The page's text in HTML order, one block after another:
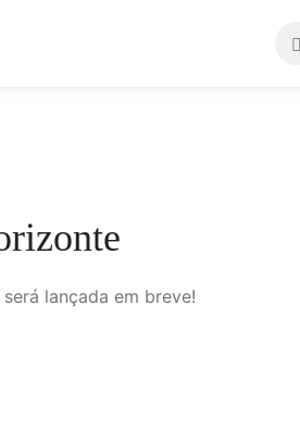
lançada em breve!